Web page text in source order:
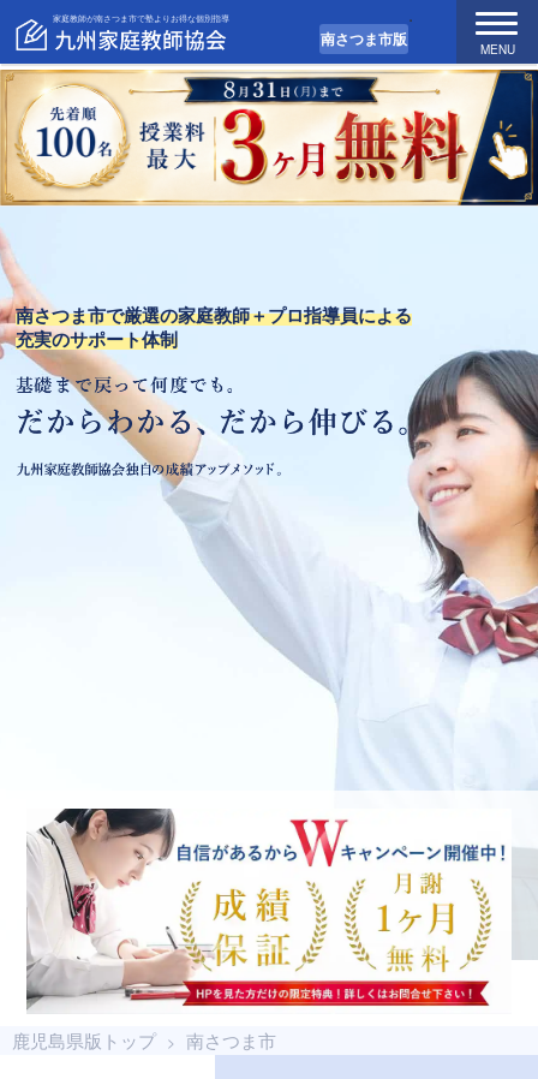
MENU
家庭教師が南さつま市で塾よりお得な個別指導
南さつま市版
南さつま市で厳選の家庭教師＋プロ指導員による
充実のサポート体制
鹿児島県版トップ 南さつま市